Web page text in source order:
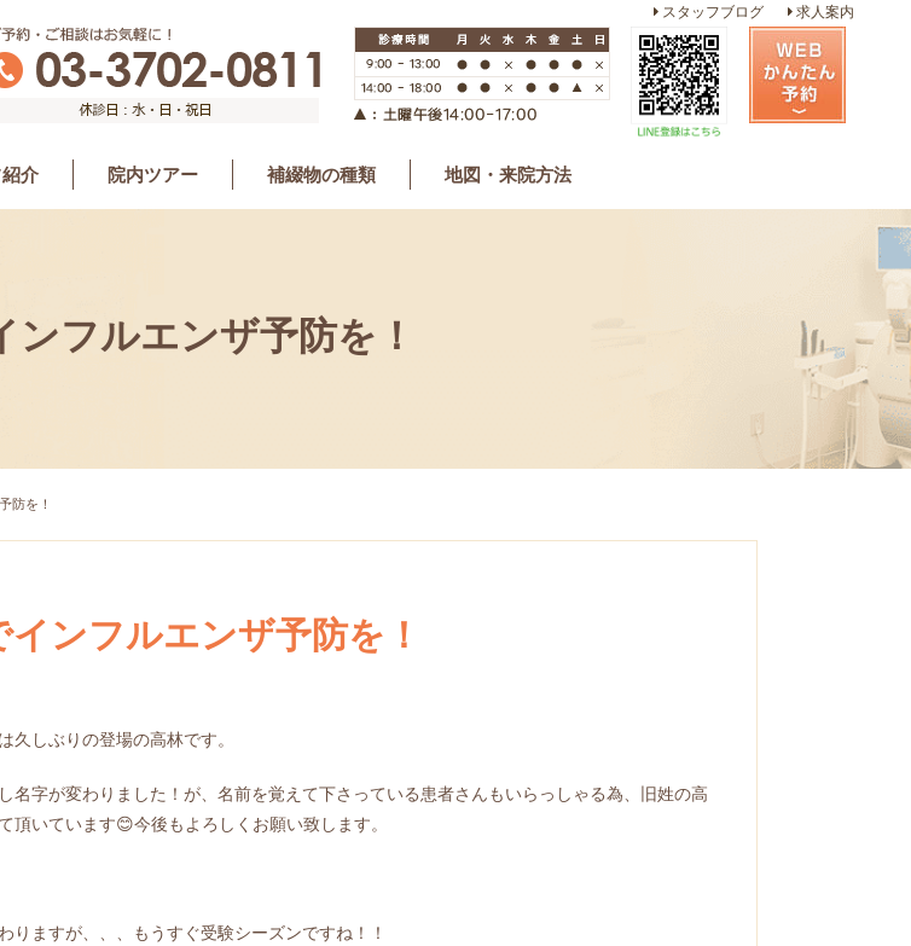
スタッフブログ 求人案内
介 院内ツアー 補綴物の種類 地図・来院方法
ンフルエンザ予防を！
防を！
インフルエンザ予防を！
久しぶりの登場の高林です。
名字が変わりました！が、名前を覚えて下さっている患者さんもいらっしゃる為、旧姓の高
頂いています😊今後もよろしくお願い致します。
りますが、、、もうすぐ受験シーズンですね！！